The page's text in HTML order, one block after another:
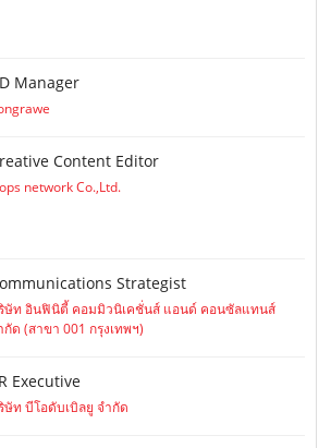
Manager
Content Editor
network Co.,Ltd.
Strategist
ษัท อินฟินิตี้ คอมมิวนิเคชั่นส์ แอนด์ คอนซัลแทนส์
กัด (สาขา 001 กรุงเทพฯ)
Executive
ษัท บีโอดับเบิลยู จำกัด